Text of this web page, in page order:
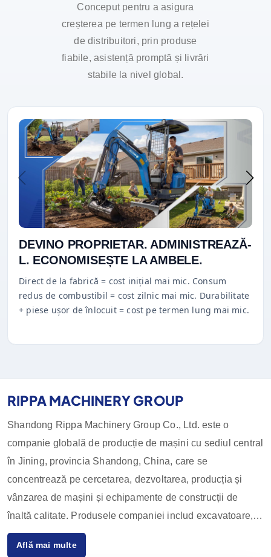
Conceput pentru a asigura
creșterea pe termen lung a rețelei
de distribuitori, prin produse
fiabile, asistență promptă și livrări
stabile la nivel global.
DEVINO PROPRIETAR. ADMINISTREAZĂ-
L. ECONOMISEȘTE LA AMBELE.
Direct de la fabrică = cost inițial mai mic. Consum
redus de combustibil = cost zilnic mai mic. Durabilitate
+ piese ușor de înlocuit = cost pe termen lung mai mic.
RIPPA MACHINERY GROUP
Shandong Rippa Machinery Group Co., Ltd. este o
companie globală de producție de mașini cu sediul central
în Jining, provincia Shandong, China, care se
concentrează pe cercetarea, dezvoltarea, producția și
vânzarea de mașini și echipamente de construcții de
înaltă calitate. Produsele companiei includ excavatoare,
încărcătoare, stivuitoare, încărcătoare compacte și
Află mai multe